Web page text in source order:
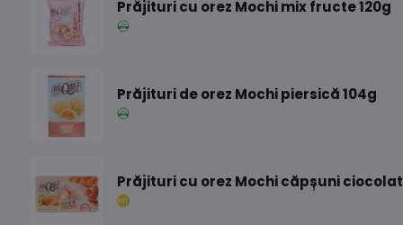
Prăjituri cu orez Mochi mix fructe 120g
Prăjituri de orez Mochi piersică 104g
Prăjituri cu orez Mochi căpșuni